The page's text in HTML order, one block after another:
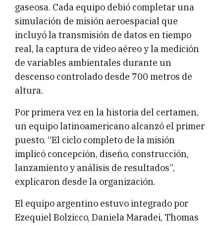
gaseosa. Cada equipo debió completar una
simulación de misión aeroespacial que
incluyó la transmisión de datos en tiempo
real, la captura de video aéreo y la medición
de variables ambientales durante un
descenso controlado desde 700 metros de
altura.
Por primera vez en la historia del certamen,
un equipo latinoamericano alcanzó el primer
puesto. “El ciclo completo de la misión
implicó concepción, diseño, construcción,
lanzamiento y análisis de resultados”,
explicaron desde la organización.
El equipo argentino estuvo integrado por
Ezequiel Bolzicco, Daniela Maradei, Thomas